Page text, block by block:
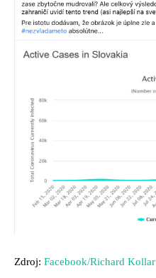
Zdroj: Facebook/Richard Kollar